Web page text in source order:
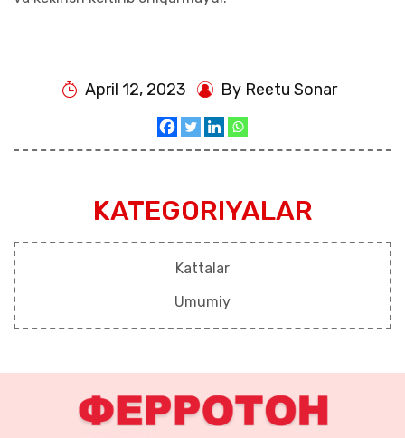
April 12, 2023 By Reetu Sonar
KATEGORIYALAR
Kattalar
Umumiy